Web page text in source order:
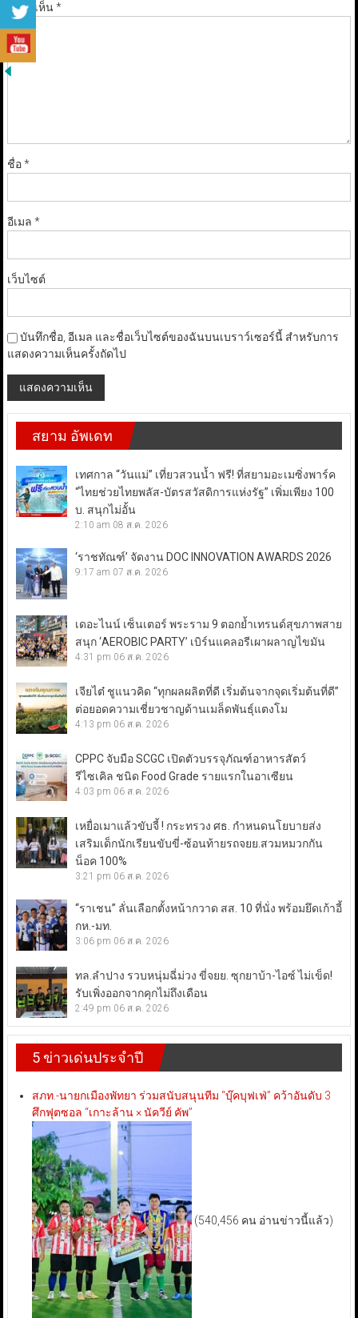
ความเห็น*
ชื่อ*
อีเมล *
เว็บไซต์
บันทึกชื่อ, อีเมล และชื่อเว็บไซต์ของฉันบนเบราว์เซอร์นี้ สำหรับการ
แสดงความเห็นครั้งถัดไป
สยาม อัพเดท
เทศกาล “วันแม่” เที่ยวสวนน้ำ ฟรี! ที่สยามอะเมซิ่งพาร์ค
“ไทยช่วยไทยพลัส-บัตรสวัสดิการแห่งรัฐ” เพิ่มเพียง 100
บ. สนุกไม่อั้น
2:10 am 08 ส.ค. 2026
‘ราชทัณฑ์’ จัดงาน DOC INNOVATION AWARDS 2026
9:17 am 07 ส.ค. 2026
เดอะไนน์ เซ็นเตอร์ พระราม 9 ตอกย้ำเทรนด์สุขภาพสาย
สนุก ‘AEROBIC PARTY’ เบิร์นแคลอรีเผาผลาญไขมัน
4:31 pm 06 ส.ค. 2026
เจียไต๋ ชูแนวคิด “ทุกผลผลิตที่ดี เริ่มต้นจากจุดเริ่มต้นที่ดี”
ต่อยอดความเชี่ยวชาญด้านเมล็ดพันธุ์แตงโม
4:13 pm 06 ส.ค. 2026
CPPC จับมือ SCGC เปิดตัวบรรจุภัณฑ์อาหารสัตว์
รีไซเคิล ชนิด Food Grade รายแรกในอาเซียน
4:03 pm 06 ส.ค. 2026
เหยื่อเมาแล้วขับจี้ ! กระทรวง ศธ. กำหนดนโยบายส่ง
เสริมเด็กนักเรียนขับขี่-ซ้อนท้ายรถจยย.สวมหมวกกัน
น็อค 100%
3:21 pm 06 ส.ค. 2026
“ราเชน” ลั่นเลือกตั้งหน้ากวาด สส. 10 ที่นั่ง พร้อมยึดเก้าอี้
กห.-มท.
3:06 pm 06 ส.ค. 2026
ทล.ลำปาง รวบหนุ่มฉี่ม่วง ขี่จยย. ซุกยาบ้า-ไอซ์ ไม่เข็ด!
รับเพิ่งออกจากคุกไม่ถึงเดือน
2:49 pm 06 ส.ค. 2026
5 ข่าวเด่นประจำปี
สภท.-นายกเมืองพัทยา ร่วมสนับสนุนทีม “บุ๊คบุฟเฟ่” คว้าอันดับ 3
ศึกฟุตซอล “เกาะล้าน × นัควีย์ คัพ”
(540,456 คน อ่านข่าวนี้แล้ว)